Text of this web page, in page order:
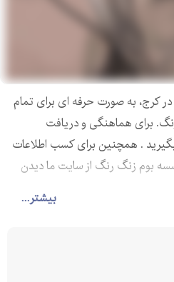
بیشتر...
کرج، به صورت حرفه ای برای تمام
برای هماهنگی و دریافت
. همچنین برای کسب اطلاعات
بوم زنگ رنگ از سایت ما دیدن